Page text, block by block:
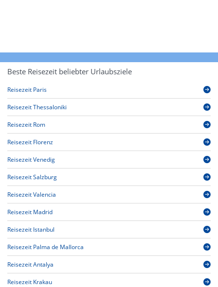
Beste Reisezeit beliebter Urlaubsziele
Reisezeit Paris
Reisezeit Thessaloniki
Reisezeit Rom
Reisezeit Florenz
Reisezeit Venedig
Reisezeit Salzburg
Reisezeit Valencia
Reisezeit Madrid
Reisezeit Istanbul
Reisezeit Palma de Mallorca
Reisezeit Antalya
Reisezeit Krakau